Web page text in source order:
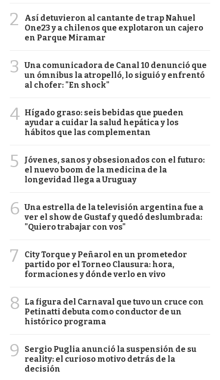
2
Así detuvieron al cantante de trap Nahuel
One23 y a chilenos que explotaron un cajero
en Parque Miramar
3
Una comunicadora de Canal 10 denunció que
un ómnibus la atropelló, lo siguió y enfrentó
al chofer: "En shock"
4 Hígado graso: seis bebidas que pueden
ayudar a cuidar la salud hepática y los
hábitos que las complementan
5
Jóvenes, sanos y obsesionados con el futuro:
el nuevo boom de la medicina de la
longevidad llega a Uruguay
6 Una estrella de la televisión argentina fue a
ver el show de Gustaf y quedó deslumbrada:
"Quiero trabajar con vos"
7
City Torque y Peñarol en un prometedor
partido por el Torneo Clausura: hora,
formaciones y dónde verlo en vivo
8
La figura del Carnaval que tuvo un cruce con
Petinatti debuta como conductor de un
histórico programa
9
Sergio Puglia anunció la suspensión de su
reality: el curioso motivo detrás de la
decisión